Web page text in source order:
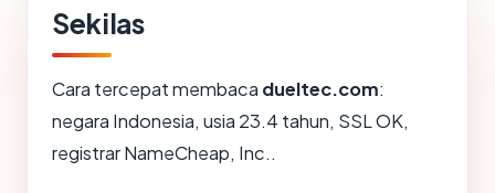
Sekilas
Cara tercepat membaca dueltec.com:
negara Indonesia, usia 23.4 tahun, SSL OK,
registrar NameCheap, Inc..